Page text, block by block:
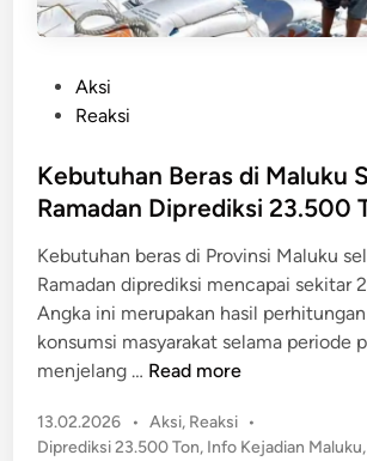
t
e
i
n
Aksi
Reaksi
Kebutuhan Beras di Maluku
Ramadan Diprediksi 23.500
Kebutuhan beras di Provinsi Maluku
Ramadan diprediksi mencapai sekitar
Angka ini merupakan hasil
konsumsi masyarakat selama periode
menjelang … K
b
u
Read more
13.02.2026 • P
o
Aksi, Reaksi •
Diprediksi 23.500 Ton, Info Kejadian Maluku,